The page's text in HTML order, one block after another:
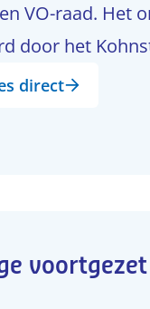
VO-raad. Het
door het
direct